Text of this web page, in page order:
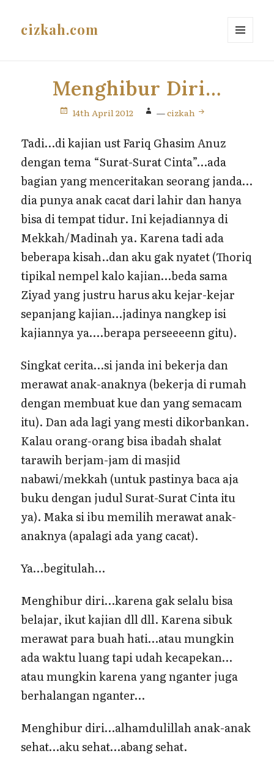
cizkah.com
Menghibur Diri…
14th April 2012 —cizkah
Tadi…di kajian ust Fariq Ghasim Anuz
dengan tema “Surat-Surat Cinta”…ada
bagian yang menceritakan seorang janda…
dia punya anak cacat dari lahir dan hanya
bisa di tempat tidur. Ini kejadiannya di
Mekkah/Madinah ya. Karena tadi ada
beberapa kisah..dan aku gak nyatet (Thoriq
tipikal nempel kalo kajian…beda sama
Ziyad yang justru harus aku kejar-kejar
sepanjang kajian…jadinya nangkep isi
kajiannya ya….berapa perseeeenn gitu).
Singkat cerita…si janda ini bekerja dan
merawat anak-anaknya (bekerja di rumah
dengan membuat kue dan yang semacam
itu). Dan ada lagi yang mesti dikorbankan.
Kalau orang-orang bisa ibadah shalat
tarawih berjam-jam di masjid
nabawi/mekkah (untuk pastinya baca aja
buku dengan judul Surat-Surat Cinta itu
ya). Maka si ibu memilih merawat anak-
anaknya (apalagi ada yang cacat).
Ya…begitulah…
Menghibur diri…karena gak selalu bisa
belajar, ikut kajian dll dll. Karena sibuk
merawat para buah hati…atau mungkin
ada waktu luang tapi udah kecapekan…
atau mungkin karena yang nganter juga
berhalangan nganter…
Menghibur diri…alhamdulillah anak-anak
sehat…aku sehat…abang sehat.